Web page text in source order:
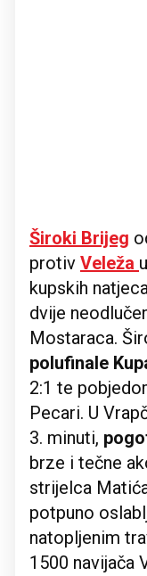
Široki Brijeg
protiv Veleža
kupskih
dvije
Mostaraca.
polufinale
2:1 te
Pecari. U
3. minuti,
brze i tečne
strijelca
potpuno
natopljenim
1500 navijača